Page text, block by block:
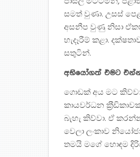
සමත් වුණා. උසස්
අසනීප වුණු නිසා
හැදෑරීම් කළා.
සතුටින්.
අභියෝගත් එමට
ගොඩක් අය මට
කායවර්ධන
බැහැ කිව්වා. ඒ
වෙලා ලංකාව
තමයි මගේ හොඳම